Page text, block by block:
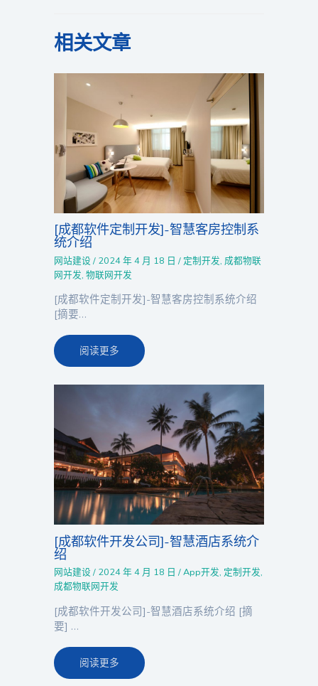
相关文章
[成都软件定制开发]-智慧客房控制系
统介绍
网站建设 / 2024 年 4 月 18 日/ 定制开发, 成都物联
网开发,物联网开发
[成都软件定制开发]-智慧客房控制系统介绍
[摘要…
阅读更多
[成都软件开发公司]-智慧酒店系统介
绍
网站建设 / 2024 年 4 月 18 日/App开发, 定制开发,
成都物联网开发
[成都软件开发公司]-智慧酒店系统介绍 [摘
要] …
阅读更多